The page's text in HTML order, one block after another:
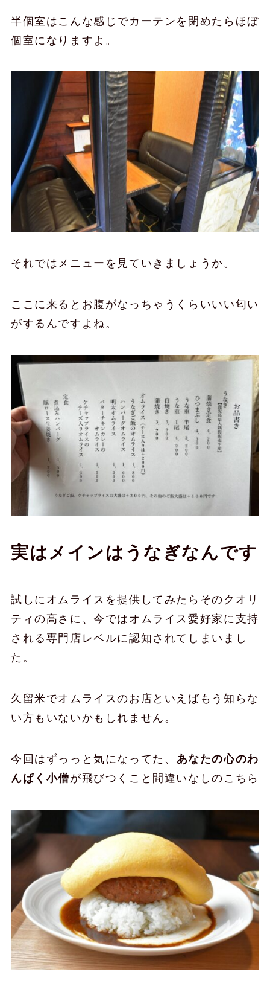
半個室はこんな感じでカーテンを閉めたらほぼ
個室になりますよ。
それではメニューを見ていきましょうか。
ここに来るとお腹がなっちゃうくらいいい匂い
がするんですよね。
実はメインはうなぎなんです
試しにオムライスを提供してみたらそのクオリ
ティの高さに、今ではオムライス愛好家に支持
される専門店レベルに認知されてしまいまし
た。
久留米でオムライスのお店といえばもう知らな
い方もいないかもしれません。
今回はずっっと気になってた、 あなたの心のわ
んぱく小僧が飛びつくこと間違いなしのこちら